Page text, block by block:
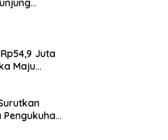
Juta
Maju
Pengukuhan